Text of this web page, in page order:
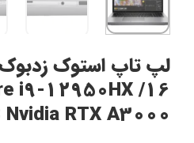
i9-12950HX /16
RTX A3000